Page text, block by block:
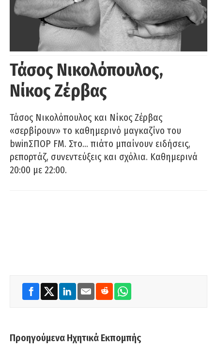
Τάσος Νικολόπουλος,
Νίκος Ζέρβας
Τάσος Νικολόπουλος και Νίκος Ζέρβας
«σερβίρουν» το καθημερινό μαγκαζίνο του
bwinΣΠΟΡ FM. Στο… πιάτο μπαίνουν ειδήσεις,
ρεπορτάζ, συνεντεύξεις και σχόλια. Καθημερινά
20:00 με 22:00.
Προηγούμενα Ηχητικά Εκπομπής